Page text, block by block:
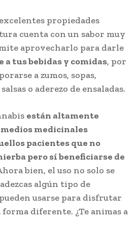
propiedades
cuenta con un sabor muy
aprovecharlo para darle
tus bebidas y comidas, por
a zumos, sopas,
o aderezo de ensaladas.
están altamente
medicinales
pacientes que no
pero sí beneficiarse de
bien, el uso no solo se
algún tipo de
usarse para disfrutar
diferente. ¿Te animas a